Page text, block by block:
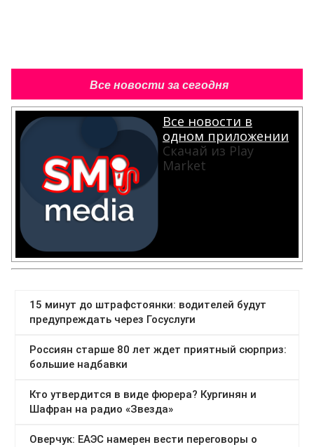
Все новости за сегодня
Все новости в
одном приложении
Скачай из Play
Market